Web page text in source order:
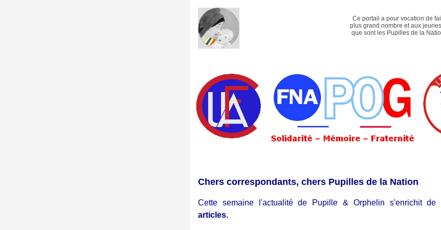
Ce portail a pour vocation de
plus grand nombre et aux
que sont les Pupilles de la
Chers correspondants, chers Pupilles de la Nation
Cette semaine l'actualité de Pupille & Orphelin s'enrichit de
articles.